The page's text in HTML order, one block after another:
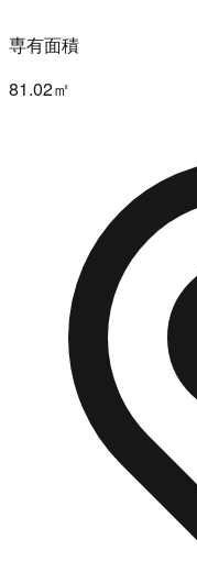
専有面積
81.02㎡